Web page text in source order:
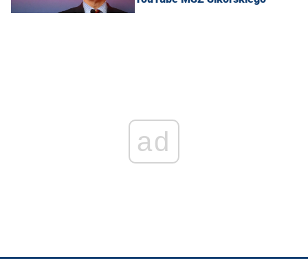
ad